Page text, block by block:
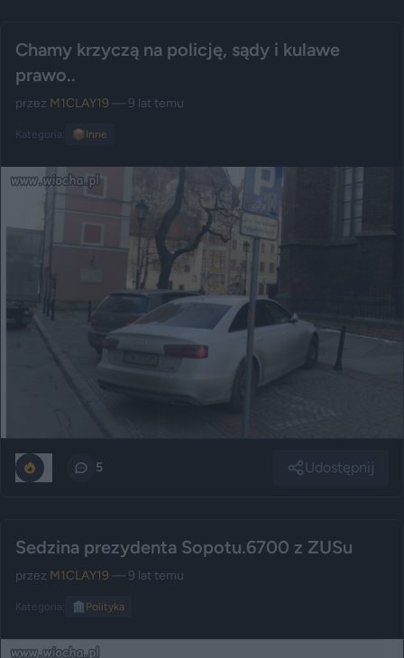
Chamy krzyczą na policję, sądy i kulawe
prawo..
przez M1CLAY19 — 9 lat temu
Kategoria: 📦 Inne
5 Udostępnij
Sedzina prezydenta Sopotu.6700 z ZUSu
przez M1CLAY19 — 9 lat temu
Kategoria: 🏛️ Polityka